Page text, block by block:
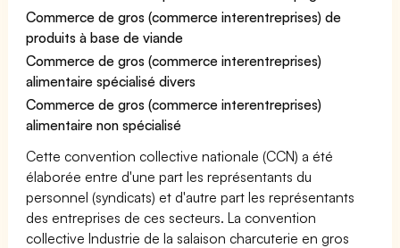
Commerce de gros (commerce interentreprises) de
produits à base de viande
Commerce de gros (commerce interentreprises)
alimentaire spécialisé divers
Commerce de gros (commerce interentreprises)
alimentaire non spécialisé
Cette convention collective nationale (CCN) a été
élaborée entre d'une part les représentants du
personnel (syndicats) et d'autre part les représentants
des entreprises de ces secteurs. La convention
collective Industrie de la salaison charcuterie en gros